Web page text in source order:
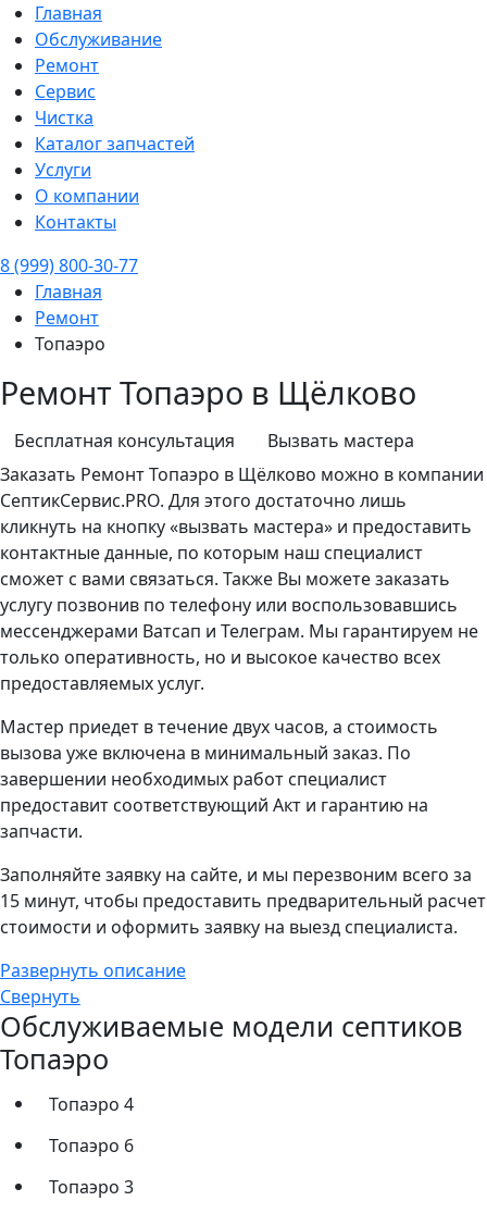
Главная
Обслуживание
Ремонт
Сервис
Чистка
Каталог запчастей
Услуги
О компании
Контакты
8 (999) 800-30-77
Главная
Ремонт
Топаэро
Ремонт Топаэро в Щёлково
Бесплатная консультация
Вызвать мастера
Заказать РемонтТопаэро в Щёлково можно в компании
СептикСервис.PRO. Для этого достаточно лишь
кликнуть на кнопку «вызвать мастера» и предоставить
контактные данные, по которым наш специалист
сможет с вами связаться. Также Вы можете заказать
услугу позвонив по телефону или воспользовавшись
мессенджерами Ватсап и Телеграм. Мы гарантируем не
только оперативность, но и высокое качество всех
предоставляемых услуг.
Мастер приедет в течение двух часов, а стоимость
вызова уже включена в минимальный заказ. По
завершении необходимых работ специалист
предоставит соответствующий Акт и гарантию на
запчасти.
Заполняйте заявку на сайте, и мы перезвоним всего за
15 минут, чтобы предоставить предварительный расчет
стоимости и оформить заявку на выезд специалиста.
Развернуть описание
Свернуть
Обслуживаемые модели септиков
Топаэро
Топаэро 4
Топаэро 6
Топаэро 3